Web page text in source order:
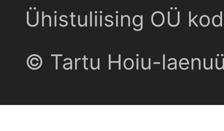
Ühistuliising OÜ
© Tartu Hoiu-